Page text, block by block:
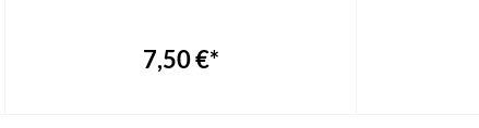
7,50 €*